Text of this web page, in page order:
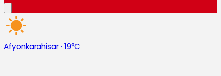
Afyonkarahisar· 19°C